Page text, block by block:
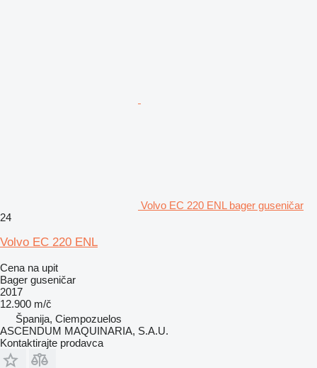
Volvo EC 220 ENL bager guseničar
24
Volvo EC 220 ENL
Cena na upit
Bager guseničar
2017
12.900 m/č
Španija, Ciempozuelos
ASCENDUM MAQUINARIA, S.A.U.
Kontaktirajte prodavca